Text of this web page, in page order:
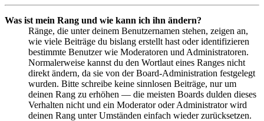
Was ist mein Rang und wie kann ich ihn ändern?
Ränge, die unter deinem Benutzernamen stehen, zeigen an,
wie viele Beiträge du bislang erstellt hast oder identifizieren
bestimmte Benutzer wie Moderatoren und Administratoren.
Normalerweise kannst du den Wortlaut eines Ranges nicht
direkt ändern, da sie von der Board-Administration festgelegt
wurden. Bitte schreibe keine sinnlosen Beiträge, nur um
deinen Rang zu erhöhen — die meisten Boards dulden dieses
Verhalten nicht und ein Moderator oder Administrator wird
deinen Rang unter Umständen einfach wieder zurücksetzen.